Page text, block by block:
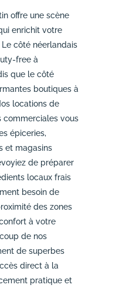
offre une scène
enrichit votre
côté néerlandais
free à
que le côté
boutiques à
locations de
commerciales vous
épiceries,
et magasins
de préparer
locaux frais
besoin de
des zones
à votre
de nos
de superbes
direct à la
pratique et